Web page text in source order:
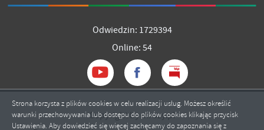
Odwiedzin: 1729394
Online: 54
Copyright by mrozy.pl
Strona korzysta z plików cookies w celu realizacji usług. Możesz określić
warunki przechowywania lub dostępu do plików cookies klikając przycisk
Ustawienia. Aby dowiedzieć się więcej zachęcamy do zapoznania się z